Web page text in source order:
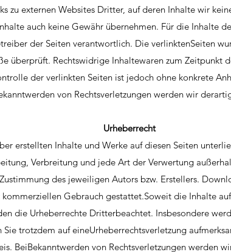
zu externen Websites Dritter, auf deren Inhalte wir
auch keine Gewähr übernehmen. Für die Inhalte
der Seiten verantwortlich. Die verlinktenSeiten
überprüft. Rechtswidrige Inhaltewaren zum Zeitpunkt
der verlinkten Seiten ist jedoch ohne konkrete
von Rechtsverletzungen werden wir
Urheberrecht
erstellten Inhalte und Werke auf diesen Seiten
Verbreitung und jede Art der Verwertung
des jeweiligen Autors bzw. Erstellers.
Gebrauch gestattet.Soweit die Inhalte
die Urheberrechte Dritterbeachtet. Insbesondere
Sie trotzdem auf eineUrheberrechtsverletzung
BeiBekanntwerden von Rechtsverletzungen werden